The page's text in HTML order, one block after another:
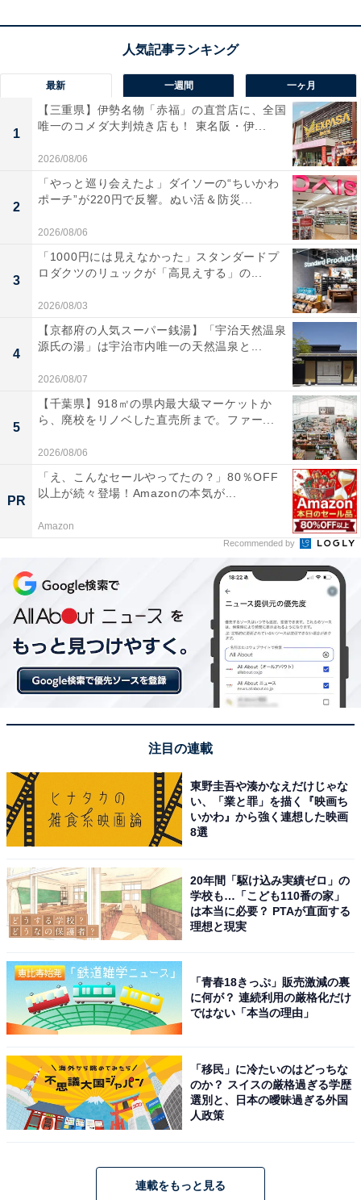
けに、なりゆきに任せてしまうと、自然消滅コースへ。
軽く一声かけて、きっかけ作りをする手間を惜しまず
ラッキーポイント……イエロー、ストライプ、スニ
他の星座の運勢も見る
【3月の運勢】おひつじ座（牡羊座）
【3月の運勢】おうし座（牡牛座）
【3月の運勢】かに座（蟹座）
【3月の運勢】しし座（獅子座）
【3月の運勢】おとめ座（乙女座）
【3月の運勢】てんびん座（天秤座）
【3月の運勢】さそり座（蠍座）
【3月の運勢】いて座（射手座）
【3月の運勢】やぎ座（山羊座）※今見ている記事
【3月の運勢】みずがめ座（水瓶座）
占い師＆イラストレータープロフィール
占い師：章月 綾乃
タイアップ記事などを多数手がけています。
最新 一週間 一ヶ月
1
【三重県】伊勢名物「赤福」の直営店に、全国
唯一のコメダ大判焼き店も！ 東名阪・伊...
2026/08/06
2
「やっと巡り会えたよ」ダイソーの“ちいかわ
ポーチ”が220円で反響。ぬい活＆防災...
2026/08/06
3
「1000円には見えなかった」スタンダードプ
ロダクツのリュックが「高見えする」の...
2026/08/03
4
【京都府の人気スーパー銭湯】「宇治天然温泉
源氏の湯」は宇治市内唯一の天然温泉と...
2026/08/07
5
【千葉県】918㎡の県内最大級マーケットか
ら、廃校をリノベした直売所まで。ファー...
2026/08/06
PR
「え、こんなセールやってたの？」80％OFF
以上が続々登場！Amazonの本気が...
Amazon
Recommended by
注目の連載
東野圭吾や湊かなえだけじゃな
い、「業と罪」を描く『映画ち
いかわ』から強く連想した映画
8選
20年間「駆け込み実績ゼロ」の
学校も…「こども110番の家」
は本当に必要？ PTAが直面する
理想と現実
「青春18きっぷ」販売激減の裏
に何が？ 連続利用の厳格化だけ
ではない「本当の理由」
「移民」に冷たいのはどっちな
のか？ スイスの厳格過ぎる学歴
選別と、日本の曖昧過ぎる外国
人政策
連載をもっと見る